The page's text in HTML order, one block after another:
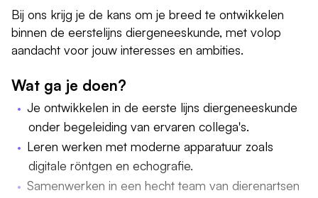
Bij ons krijg je de kans om je breed te ontwikkelen
binnen de eerstelijns diergeneeskunde, met volop
aandacht voor jouw interesses en ambities.
Wat ga je doen?
Je ontwikkelen in de eerste lijns diergeneeskunde
onder begeleiding van ervaren collega's.
Leren werken met moderne apparatuur zoals
digitale röntgen en echografie.
Samenwerken in een hecht team van dierenartsen